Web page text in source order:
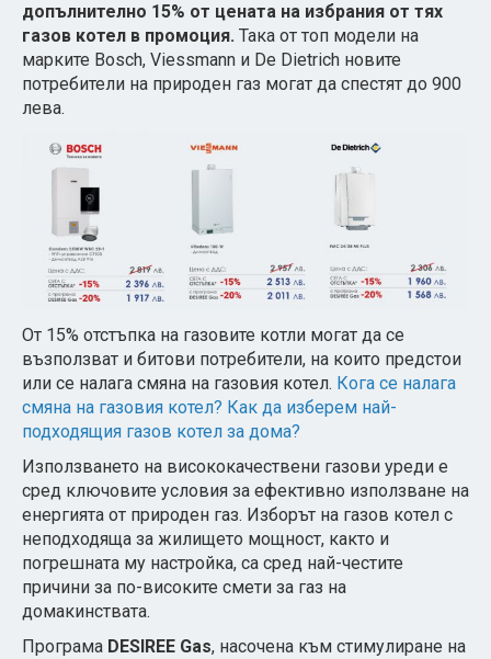
допълнително 15% от цената на избрания от тях
газов котел в промоция. Така от топ модели на
марките Bosch, Viessmann и De Dietrich новите
потребители на природен газ могат да спестят до 900
лева.
От 15% отстъпка на газовите котли могат да се
възползват и битови потребители, на които предстои
или се налага смяна на газовия котел. Кога се налага
смяна на газовия котел? Как да изберем най-
подходящия газов котел за дома?
Използването на висококачествени газови уреди е
сред ключовите условия за ефективно използване на
енергията от природен газ. Изборът на газов котел с
неподходяща за жилището мощност, както и
погрешната му настройка, са сред най-честите
причини за по-високите смети за газ на
домакинствата.
Програма DESIREE Gas, насочена към стимулиране на